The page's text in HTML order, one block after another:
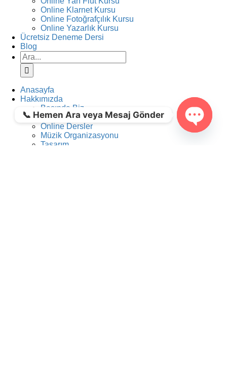
Online Klarnet Kursu
Online Fotoğrafçılık Kursu
Online Yazarlık Kursu
Ücretsiz Deneme Dersi
Blog
Ara:
Anasayfa
Hakkımızda
Basında Biz
İş Başvurusu
Online Dersler
Müzik Organizasyonu
Tasarım
📞 Hemen Ara veya Mesaj Gönder